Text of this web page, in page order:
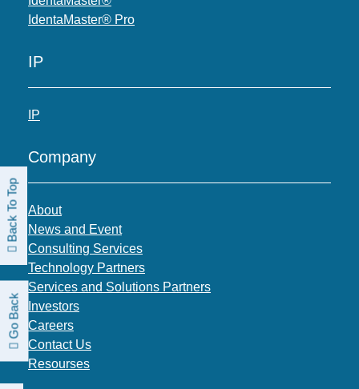
IdentaMaster® Pro
IP
IP
Company
About
News and Event
Consulting Services
Technology Partners
Services and Solutions Partners
Investors
Careers
Contact Us
Resourses
Go Back
Back To Top